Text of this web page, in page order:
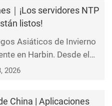
｜¡Los servidores NTP
listos!
Asiáticos de Invierno
en Harbin. Desde el
puestos de servicio en
2026
China | Aplicaciones